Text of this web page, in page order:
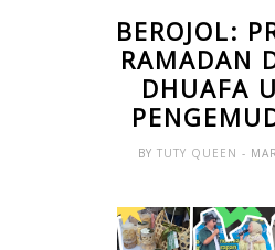
BEROJOL:
RAMADAN
DHUAFA
BY TUTY QUEEN -